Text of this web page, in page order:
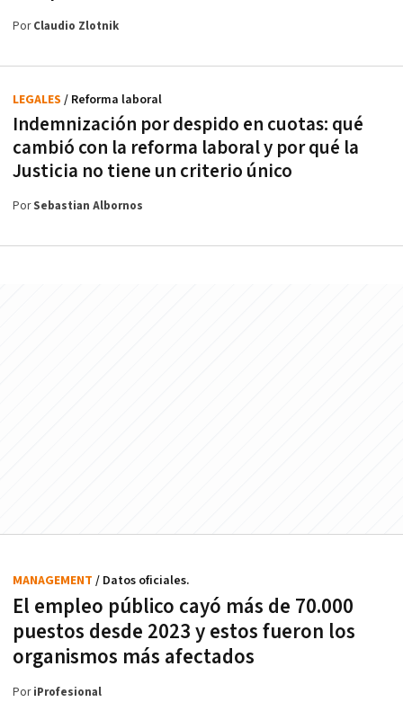
PorClaudio Zlotnik
Indemnización por despido en cuotas: qué
cambió con la reforma laboral y por qué la
Justicia no tiene un criterio único
LEGALES / Reforma laboral
PorSebastian Albornos
El empleo público cayó más de 70.000
puestos desde 2023 y estos fueron los
organismos más afectados
MANAGEMENT / Datos oficiales.
PoriProfesional